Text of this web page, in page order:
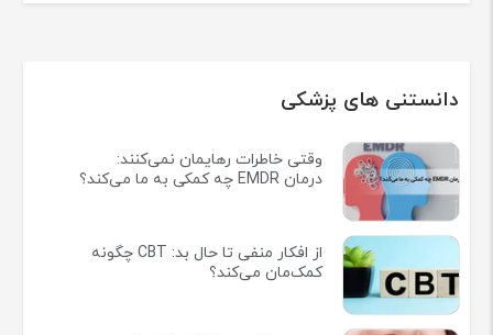
دانستنی های پزشکی
وقتی خاطرات رهایمان نمی‌کنند:
درمان EMDR چه کمکی به ما می‌کند؟
از افکار منفی تا حال بد: CBT چگونه
کمک‌مان می‌کند؟